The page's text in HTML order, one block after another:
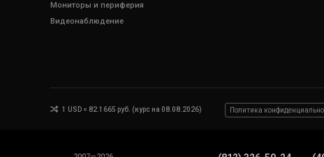
Мониторы и периферия
Видеонаблюдение
1 USD = 82.1665 руб. (курс на 08.08.2026) Политика